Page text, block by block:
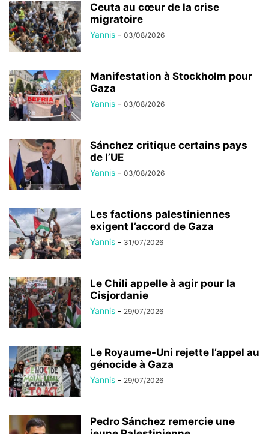
Ceuta au cœur de la crise
migratoire
Yannis - 03/08/2026
Manifestation à Stockholm pour
Gaza
Yannis - 03/08/2026
Sánchez critique certains pays
de l’UE
Yannis - 03/08/2026
Les factions palestiniennes
exigent l’accord de Gaza
Yannis - 31/07/2026
Le Chili appelle à agir pour la
Cisjordanie
Yannis - 29/07/2026
Le Royaume-Uni rejette l’appel au
génocide à Gaza
Yannis - 29/07/2026
Pedro Sánchez remercie une